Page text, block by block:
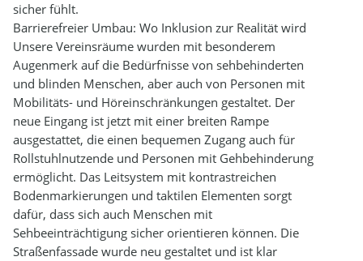
sicher fühlt.
Barrierefreier Umbau: Wo Inklusion zur Realität wird
Unsere Vereinsräume wurden mit besonderem
Augenmerk auf die Bedürfnisse von sehbehinderten
und blinden Menschen, aber auch von Personen mit
Mobilitäts- und Höreinschränkungen gestaltet. Der
neue Eingang ist jetzt mit einer breiten Rampe
ausgestattet, die einen bequemen Zugang auch für
Rollstuhlnutzende und Personen mit Gehbehinderung
ermöglicht. Das Leitsystem mit kontrastreichen
Bodenmarkierungen und taktilen Elementen sorgt
dafür, dass sich auch Menschen mit
Sehbeeinträchtigung sicher orientieren können. Die
Straßenfassade wurde neu gestaltet und ist klar